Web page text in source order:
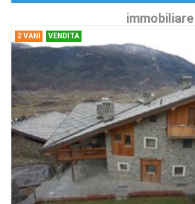
immobiliare
2 VANI VENDITA